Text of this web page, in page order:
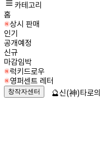
카테고리
홈
상시 판매
인기
공개예정
신규
마감임박
럭키드로우
영퍼센트 레터
창작자센터 🔮신(神)타로